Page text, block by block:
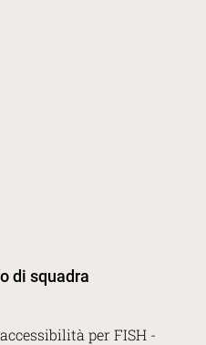
di squadra
per FISH -